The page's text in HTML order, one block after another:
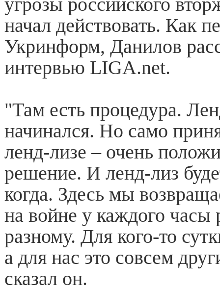
начал действовать. Как
Укринформ, Данилов
интервью LIGA.net.
"Там есть процедура.
начинался. Но само
ленд-лизе – очень
решение. И ленд-лиз
когда. Здесь мы
на войне у каждого часы
разному. Для кого-то
а для нас это совсем
сказал он.